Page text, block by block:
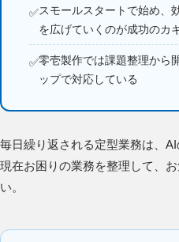
スモールスタートで始め、
を広げていくのが成功のカ
零壱製作では課題整理から
ップで対応している
毎日繰り返される定型業務は、
現在お困りの業務を整理して、
い。